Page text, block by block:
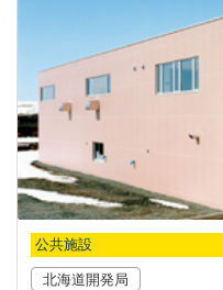
公共施設
北海道開発局